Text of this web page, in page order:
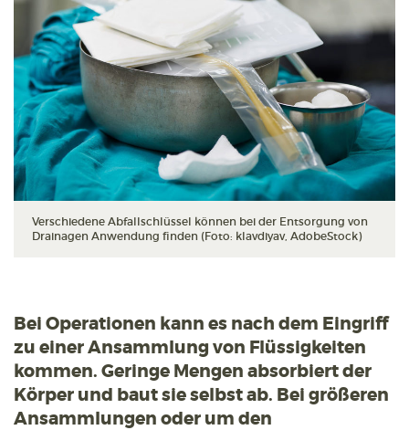
Verschiedene Abfallschlüssel können bei der Entsorgung von
Drainagen Anwendung finden (Foto: klavdiyav, AdobeStock)
Bei Operationen kann es nach dem Eingriff
zu einer Ansammlung von Flüssigkeiten
kommen. Geringe Mengen absorbiert der
Körper und baut sie selbst ab. Bei größeren
Ansammlungen oder um den